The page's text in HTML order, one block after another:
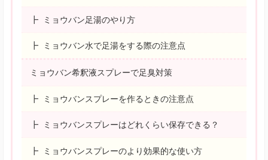
ミョウバン足湯のやり方
ミョウバン水で足湯をする際の注意点
ミョウバン希釈液スプレーで足臭対策
ミョウバンスプレーを作るときの注意点
ミョウバンスプレーはどれくらい保存できる？
ミョウバンスプレーのより効果的な使い方